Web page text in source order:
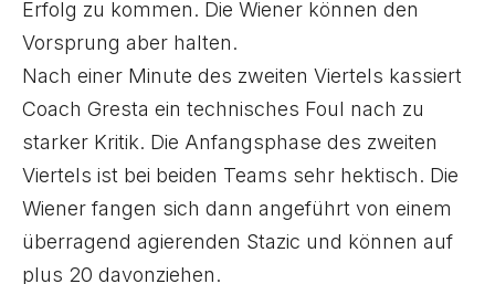
Erfolg zu kommen. Die Wiener können den
Vorsprung aber halten.
Nach einer Minute des zweiten Viertels kassiert
Coach Gresta ein technisches Foul nach zu
starker Kritik. Die Anfangsphase des zweiten
Viertels ist bei beiden Teams sehr hektisch. Die
Wiener fangen sich dann angeführt von einem
überragend agierenden Stazic und können auf
plus 20 davonziehen.